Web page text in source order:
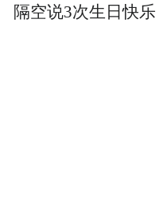
隔空说3次生日快乐